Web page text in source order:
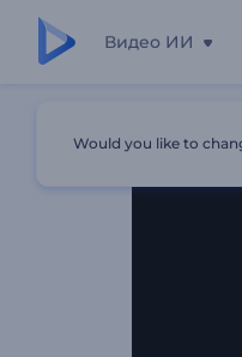
Видео ИИ
Would you like to